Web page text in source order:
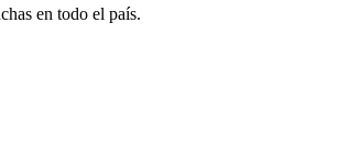
en todo el país.